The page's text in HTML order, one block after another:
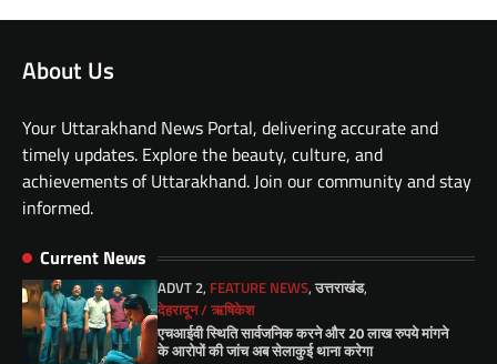
About Us
Your Uttarakhand News Portal, delivering accurate and
timely updates. Explore the beauty, culture, and
achievements of Uttarakhand. Join our community and stay
informed.
Current News
ADVT 2, FEATURE NEWS,उत्तराखंड,
देहरादून / ऋषिकेश
एचआईवी स्थिति सार्वजनिक करने और 20 लाख रुपये मांगने
के आरोपों की जांच अब सेलाकुई थाना करेगा